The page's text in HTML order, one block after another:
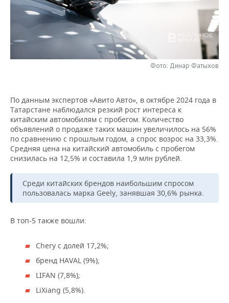
НЕФТЕХИМИЯ
РОЗНИЧНАЯ ТОРГОВЛЯ
ТРАНСПОРТ
НОВОСТИ ТЕХНОЛОГИЙ
IT
МЕРОПРИЯТИЯ
НОВОСТИ МЕРОПРИЯТИЙ
ONLINE-КОНФЕРЕНЦИИ
ОТКРЫТАЯ ЛЕКЦИЯ
СПОРТ
ХОККЕЙ
БАСКЕТБОЛ
ВОЛЕЙБОЛ
КИБЕРСПОРТ
ВЛАСТЬ
ИНФРАСТРУКТУРА
ИСТОРИЯ
КУЛЬТУРА
СЮЖЕТЫ
СПРАВОЧНИК
СПИСОК ПЕРСОН
СПИСОК КОМПАНИЙ
ПОЛНАЯ ВЕРСИЯ
Фото: Динар Фатыхов
По данным экспертов «Авито Авто», в октябре 2024 года в
Татарстане наблюдался резкий рост интереса к
китайским автомобилям с пробегом. Количество
объявлений о продаже таких машин увеличилось на 56%
по сравнению с прошлым годом, а спрос возрос на 33,3%.
Средняя цена на китайский автомобиль с пробегом
снизилась на 12,5% и составила 1,9 млн рублей.
Среди китайских брендов наибольшим спросом
пользовалась марка Geely, занявшая 30,6% рынка.
В топ-5 также вошли:
Chery с долей 17,2%;
бренд HAVAL (9%);
LIFAN (7,8%);
LiXiang (5,8%).